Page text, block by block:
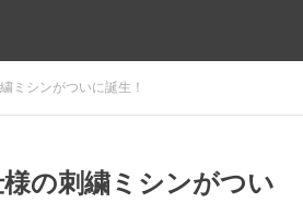
ミシンがついに誕生！
の刺繍ミシンがつい